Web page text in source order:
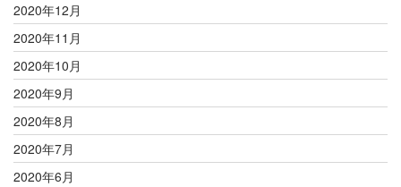
2020年12月
2020年11月
2020年10月
2020年9月
2020年8月
2020年7月
2020年6月